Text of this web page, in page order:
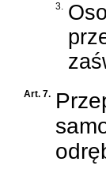
3.
Art. 7.